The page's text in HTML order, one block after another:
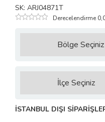
SK: ARJ04871T
Derecelendirme
İSTANBUL DIŞI